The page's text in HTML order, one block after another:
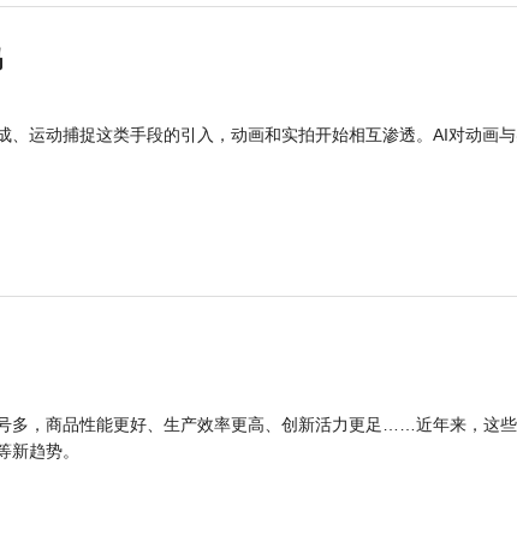
运动捕捉这类手段的引入，动画和实拍开始相互渗透。AI对动画
多，商品性能更好、生产效率更高、创新活力更足……近年来，这
趋势。